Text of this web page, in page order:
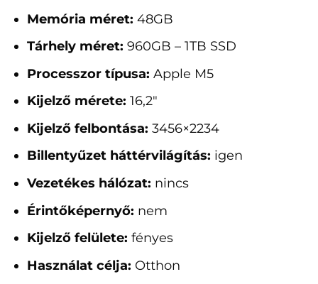
Memória méret: 48GB
Tárhely méret: 960GB – 1TB SSD
Processzor típusa: Apple M5
Kijelző mérete: 16,2"
Kijelző felbontása: 3456×2234
Billentyűzet háttérvilágítás: igen
Vezetékes hálózat: nincs
Érintőképernyő: nem
Kijelző felülete: fényes
Használat célja: Otthon